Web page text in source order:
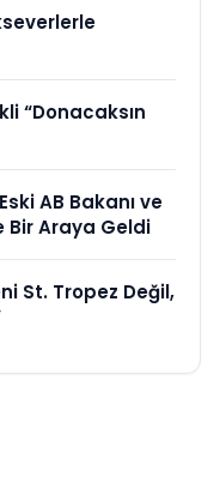
“Donacaksın
AB Bakanı ve
Bir Araya Geldi
St. Tropez Değil,